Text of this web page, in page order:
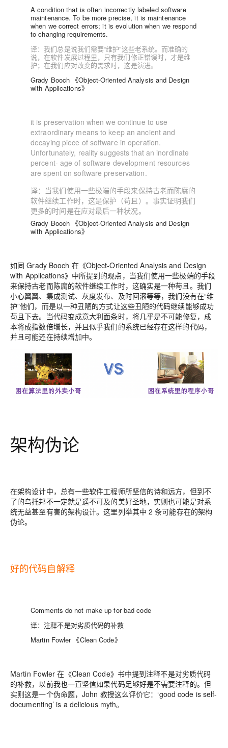
A condition that is often incorrectly labeled software
maintenance. To be more precise, it is maintenance
when we correct errors; it is evolution when we respond
to changing requirements.
译：我们总是说我们需要“维护”这些老系统。而准确的
说，在软件发展过程里，只有我们修正错误时，才是维
护；在我们应对改变的需求时，这是演进。
Grady Booch 《Object-Oriented Analysis and Design
with Applications》
it is preservation when we continue to use
extraordinary means to keep an ancient and
decaying piece of software in operation.
Unfortunately, reality suggests that an inordinate
percent- age of software development resources
are spent on software preservation.
译： 当我们使用一些极端的手段来保持古老而陈腐的
软件继续工作时，这是保护（苟且） 。 事实证明我们
更多的时间是在应对最后一种状况。
Grady Booch 《Object-Oriented Analysis and Design
with Applications》
如同 Grady Booch 在《Object-Oriented Analysis and Design
with Applications》中所提到的观点，当我们使用一些极端的手段
来保持古老而陈腐的软件继续工作时，这确实是一种苟且。我们
小心翼翼、集成测试、灰度发布、及时回滚等等，我们没有在“维
护”他们，而是以一种丑陋的方式让这些丑陋的代码继续能够成功
苟且下去。当代码变成意大利面条时，将几乎是不可能修复，成
本将成指数倍增长，并且似乎我们的系统已经存在这样的代码，
并且可能还在持续增加中。
架构伪论
在架构设计中，总有一些软件工程师所坚信的诗和远方，但到不
了的乌托邦不一定就是遥不可及的美好圣地，实则也可能是对系
统无益甚至有害的架构设计。这里列举其中 2 条可能存在的架构
伪论。
好的代码自解释
Comments do not make up for bad code
译：注释不是对劣质代码的补救
Martin Fowler 《Clean Code》
Martin Fowler 在《Clean Code》书中提到注释不是对劣质代码
的补救，以前我也一直坚信如果代码足够好是不需要注释的。但
实则这是一个伪命题，John 教授这么评价它： ‘good code is self-
documenting’ is a delicious myth。